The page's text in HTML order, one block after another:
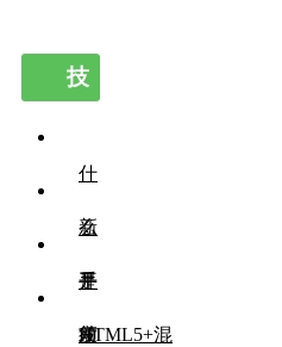
技
什
么
是
HTML5+混
新
手
须
开
发
前